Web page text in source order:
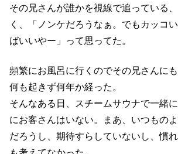
その兄さんが誰かを視線で追っている
く、「ノンケだろうなぁ。でもカッコ
ばいいやー」って思ってた。
頻繁にお風呂に行くのでその兄さんに
何も起きず何年か経った。
そんなある日、スチームサウナで一緒
にお客さんはいない。まあ、いつもの
だろうし、期待すらしていないし、慣